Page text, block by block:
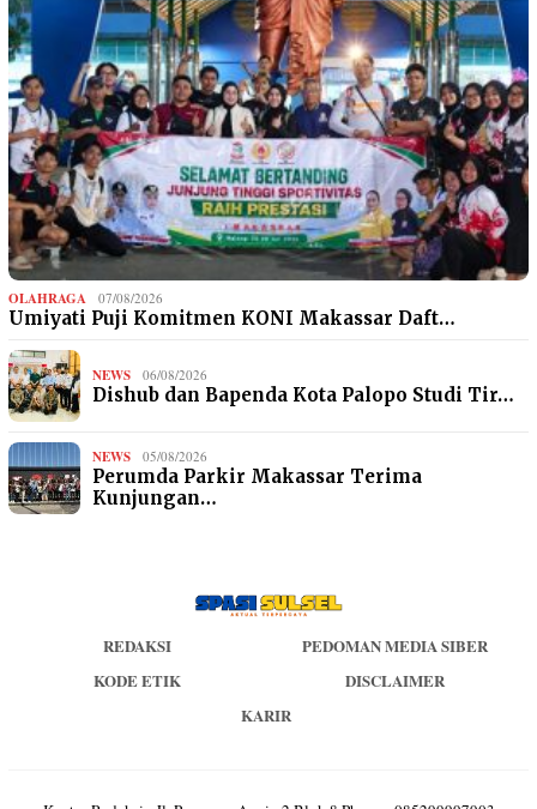
OLAHRAGA 07/08/2026
Umiyati Puji Komitmen KONI Makassar Daft…
NEWS 06/08/2026
Dishub dan Bapenda Kota Palopo Studi Tir…
NEWS 05/08/2026
Perumda Parkir Makassar Terima
Kunjungan…
REDAKSI
PEDOMAN MEDIA SIBER
KODE ETIK
DISCLAIMER
KARIR